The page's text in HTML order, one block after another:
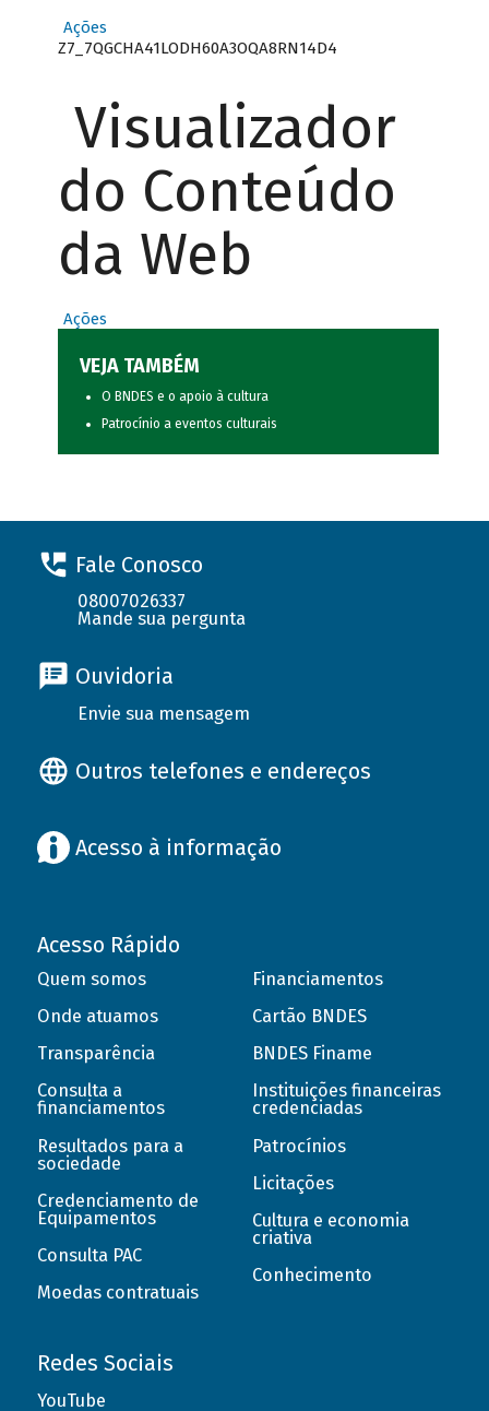
Ações
Z7_7QGCHA41LODH60A3OQA8RN14D4
Visualizador
do Conteúdo
da Web
Ações
VEJA TAMBÉM
O BNDES e o apoio à cultura
Patrocínio a eventos culturais
Fale Conosco
08007026337
Mande sua pergunta
Ouvidoria
Envie sua mensagem
Outros telefones e endereços
Acesso à informação
Acesso Rápido
Quem somos
Onde atuamos
Transparência
Consulta a
financiamentos
Resultados para a
sociedade
Credenciamento de
Equipamentos
Consulta PAC
Moedas contratuais
Financiamentos
Cartão BNDES
BNDES Finame
Instituições financeiras
credenciadas
Patrocínios
Licitações
Cultura e economia
criativa
Conhecimento
Redes Sociais
YouTube